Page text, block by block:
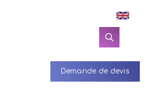
Demande de devis